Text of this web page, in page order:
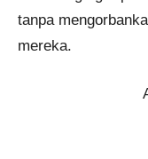
tanpa
mereka.